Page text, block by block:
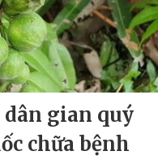
gian quý
chữa bệnh